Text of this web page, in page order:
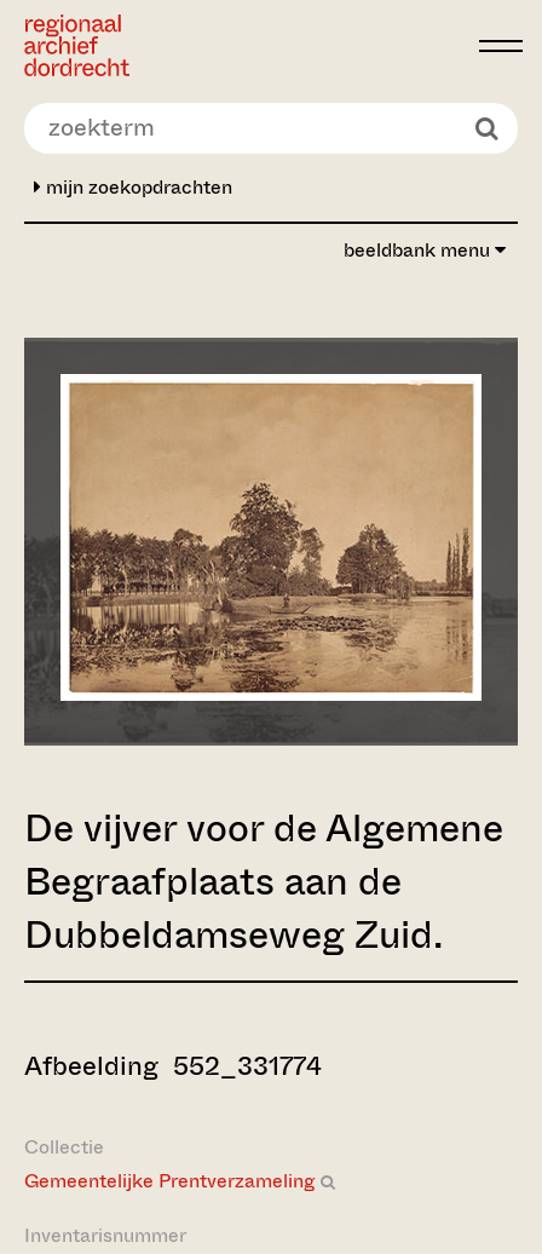
Ga direct naar de inhoud
mijn zoekopdrachten
beeldbank menu
De vijver voor de Algemene
Begraafplaats aan de
Dubbeldamseweg Zuid.
Afbeelding 552_331774
Collectie
Gemeentelijke Prentverzameling
Inventarisnummer